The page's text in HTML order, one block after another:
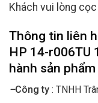
Khách vui lòng
Thông tin liên
HP 14-r006TU
hành sản phẩm
–Công ty : TNHH